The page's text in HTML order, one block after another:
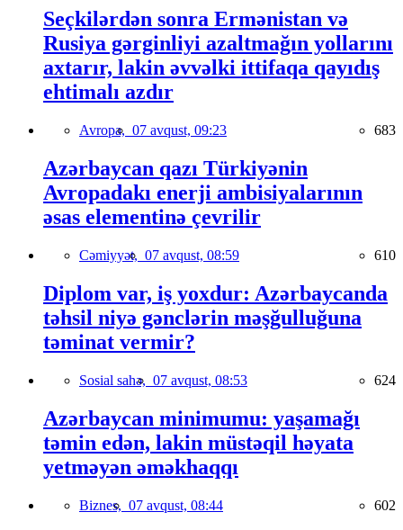
Seçkilərdən sonra Ermənistan və
Rusiya gərginliyi azaltmağın yollarını
axtarır, lakin əvvəlki ittifaqa qayıdış
ehtimalı azdır
Avropa, 07 avqust, 09:23 683
Azərbaycan qazı Türkiyənin
Avropadakı enerji ambisiyalarının
əsas elementinə çevrilir
Cəmiyyət, 07 avqust, 08:59 610
Diplom var, iş yoxdur: Azərbaycanda
təhsil niyə gənclərin məşğulluğuna
təminat vermir?
Sosial sahə, 07 avqust, 08:53 624
Azərbaycan minimumu: yaşamağı
təmin edən, lakin müstəqil həyata
yetməyən əməkhaqqı
Biznes, 07 avqust, 08:44 602